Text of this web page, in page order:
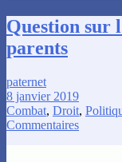
Question sur
parents
paternet
8 janvier 2019
Combat, Droit,
Commentaires